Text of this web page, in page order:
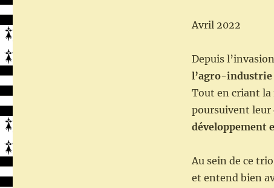
Avril 2022
Depuis
l’agro-industrie
Tout en criant la
poursuivent leur
développement
Au sein de ce
et entend bien
méthanisation